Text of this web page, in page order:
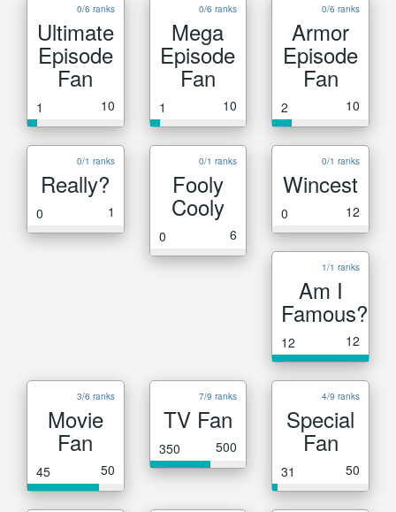
0/6 ranks
Ultimate
Episode
Fan
1 10
0/6 ranks
Mega
Episode
Fan
1 10
0/6 ranks
Armor
Episode
Fan
2 10
0/1 ranks
Really?
0 1
0/1 ranks
Fooly
Cooly
0 6
0/1 ranks
Wincest
0 12
1/1 ranks
Am I
Famous?
12 12
3/6 ranks
Movie
Fan
45 50
7/9 ranks
TV Fan
350 500
4/9 ranks
Special
Fan
31 50